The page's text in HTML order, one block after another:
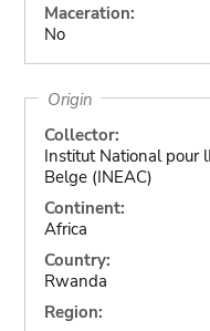
Maceration:
No
Origin
Collector:
Institut National pour
Belge (INEAC)
Continent:
Africa
Country:
Rwanda
Region: